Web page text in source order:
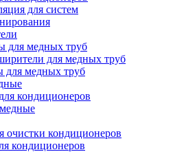
для систем
для медных труб
для медных труб
для медных труб
кондиционеров
очистки кондиционеров
кондиционеров